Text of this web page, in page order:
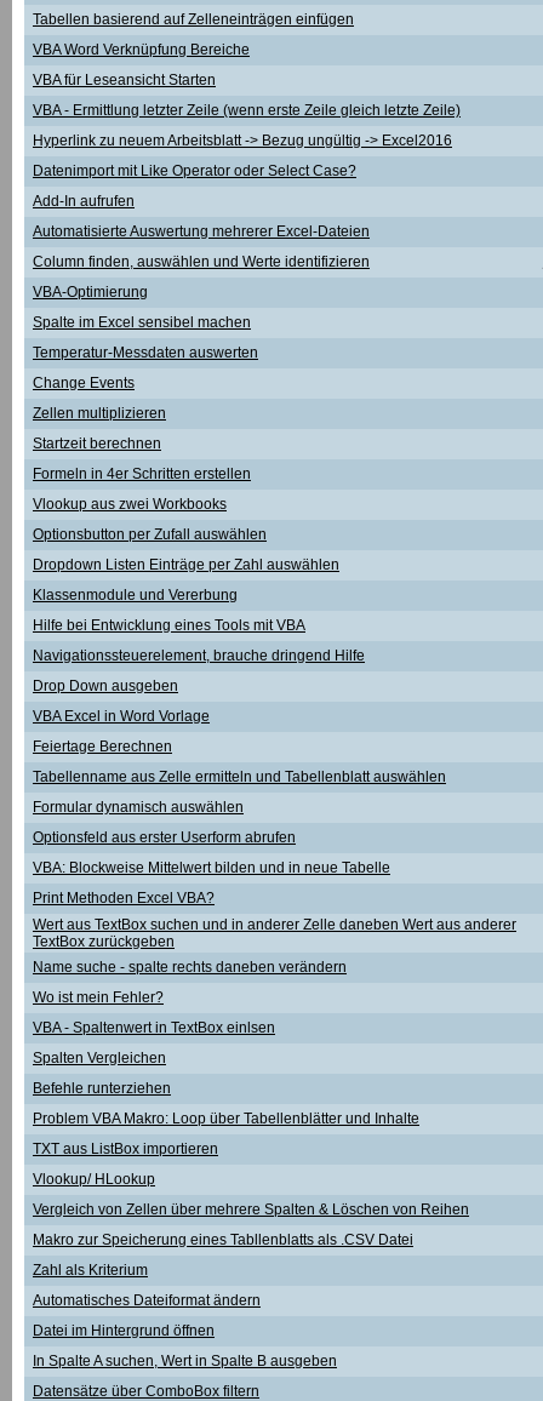
Tabellen basierend auf Zelleneinträgen einfügen
VBA Word Verknüpfung Bereiche
VBA für Leseansicht Starten
VBA - Ermittlung letzter Zeile (wenn erste Zeile gleich letzte Zeile)
Hyperlink zu neuem Arbeitsblatt -> Bezug ungültig -> Excel2016
Datenimport mit Like Operator oder Select Case?
Add-In aufrufen
Automatisierte Auswertung mehrerer Excel-Dateien
Column finden, auswählen und Werte identifizieren
VBA-Optimierung
Spalte im Excel sensibel machen
Temperatur-Messdaten auswerten
Change Events
Zellen multiplizieren
Startzeit berechnen
Formeln in 4er Schritten erstellen
Vlookup aus zwei Workbooks
Optionsbutton per Zufall auswählen
Dropdown Listen Einträge per Zahl auswählen
Klassenmodule und Vererbung
Hilfe bei Entwicklung eines Tools mit VBA
Navigationssteuerelement, brauche dringend Hilfe
Drop Down ausgeben
VBA Excel in Word Vorlage
Feiertage Berechnen
Tabellenname aus Zelle ermitteln und Tabellenblatt auswählen
Formular dynamisch auswählen
Optionsfeld aus erster Userform abrufen
VBA: Blockweise Mittelwert bilden und in neue Tabelle
Print Methoden Excel VBA?
Wert aus TextBox suchen und in anderer Zelle daneben Wert aus anderer
TextBox zurückgeben
Name suche - spalte rechts daneben verändern
Wo ist mein Fehler?
VBA - Spaltenwert in TextBox einlsen
Spalten Vergleichen
Befehle runterziehen
Problem VBA Makro: Loop über Tabellenblätter und Inhalte
TXT aus ListBox importieren
Vlookup/ HLookup
Vergleich von Zellen über mehrere Spalten & Löschen von Reihen
Makro zur Speicherung eines Tabllenblatts als .CSV Datei
Zahl als Kriterium
Automatisches Dateiformat ändern
Datei im Hintergrund öffnen
In Spalte A suchen, Wert in Spalte B ausgeben
Datensätze über ComboBox filtern